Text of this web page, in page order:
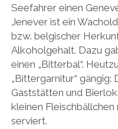
Seefahrer einen
Jenever ist ein
bzw. belgischer
Alkoholgehalt. Dazu
einen „Bitterbal“.
„Bittergarnitur“
Gaststätten und
kleinen
serviert.